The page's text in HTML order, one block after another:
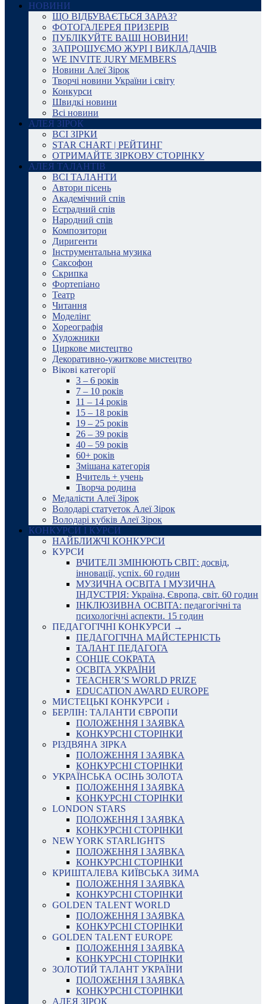
НОВИНИ
ЩО ВІДБУВАЄТЬСЯ ЗАРАЗ?
ФОТОГАЛЕРЕЯ ПРИЗЕРІВ
ПУБЛІКУЙТЕ ВАШІ НОВИНИ!
ЗАПРОШУЄМО ЖУРІ І ВИКЛАДАЧІВ
WE INVITE JURY MEMBERS
Новини Алеї Зірок
Творчі новини України і світу
Конкурси
Швидкі новини
Всі новини
АЛЕЯ ЗІРОК
ВСІ ЗІРКИ
STAR CHART | РЕЙТИНГ
ОТРИМАЙТЕ ЗІРКОВУ СТОРІНКУ
АЛЕЯ ТАЛАНТІВ
ВСІ ТАЛАНТИ
Автори пісень
Академічний спів
Естрадний спів
Народний спів
Композитори
Диригенти
Інструментальна музика
Саксофон
Скрипка
Фортепіано
Театр
Читання
Моделінг
Хореографія
Художники
Циркове мистецтво
Декоративно-ужиткове мистецтво
Вікові категорії
3 – 6 років
7 – 10 років
11 – 14 років
15 – 18 років
19 – 25 років
26 – 39 років
40 – 59 років
60+ років
Змішана категорія
Вчитель + учень
Творча родина
Медалісти Алеї Зірок
Володарі статуеток Алеї Зірок
Володарі кубків Алеї Зірок
КОНКУРСИ І КУРСИ
НАЙБЛИЖЧІ КОНКУРСИ
КУРСИ
ВЧИТЕЛІ ЗМІНЮЮТЬ СВІТ: досвід,
інновації, успіх. 60 годин
МУЗИЧНА ОСВІТА І МУЗИЧНА
ІНДУСТРІЯ: Україна, Європа, світ. 60 годин
ІНКЛЮЗИВНА ОСВІТА: педагогічні та
психологічні аспекти. 15 годин
ПЕДАГОГІЧНІ КОНКУРСИ →
ПЕДАГОГІЧНА МАЙСТЕРНІСТЬ
ТАЛАНТ ПЕДАГОГА
СОНЦЕ СОКРАТА
ОСВІТА УКРАЇНИ
TEACHER’S WORLD PRIZE
EDUCATION AWARD EUROPE
МИСТЕЦЬКІ КОНКУРСИ ↓
БЕРЛІН: ТАЛАНТИ ЄВРОПИ
ПОЛОЖЕННЯ І ЗАЯВКА
КОНКУРСНІ СТОРІНКИ
РІЗДВЯНА ЗІРКА
ПОЛОЖЕННЯ І ЗАЯВКА
КОНКУРСНІ СТОРІНКИ
УКРАЇНСЬКА ОСІНЬ ЗОЛОТА
ПОЛОЖЕННЯ І ЗАЯВКА
КОНКУРСНІ СТОРІНКИ
LONDON STARS
ПОЛОЖЕННЯ І ЗАЯВКА
КОНКУРСНІ СТОРІНКИ
NEW YORK STARLIGHTS
ПОЛОЖЕННЯ І ЗАЯВКА
КОНКУРСНІ СТОРІНКИ
КРИШТАЛЕВА КИЇВСЬКА ЗИМА
ПОЛОЖЕННЯ І ЗАЯВКА
КОНКУРСНІ СТОРІНКИ
GOLDEN TALENT WORLD
ПОЛОЖЕННЯ І ЗАЯВКА
КОНКУРСНІ СТОРІНКИ
GOLDEN TALENT EUROPE
ПОЛОЖЕННЯ І ЗАЯВКА
КОНКУРСНІ СТОРІНКИ
ЗОЛОТИЙ ТАЛАНТ УКРАЇНИ
ПОЛОЖЕННЯ І ЗАЯВКА
КОНКУРСНІ СТОРІНКИ
АЛЕЯ ЗІРОК